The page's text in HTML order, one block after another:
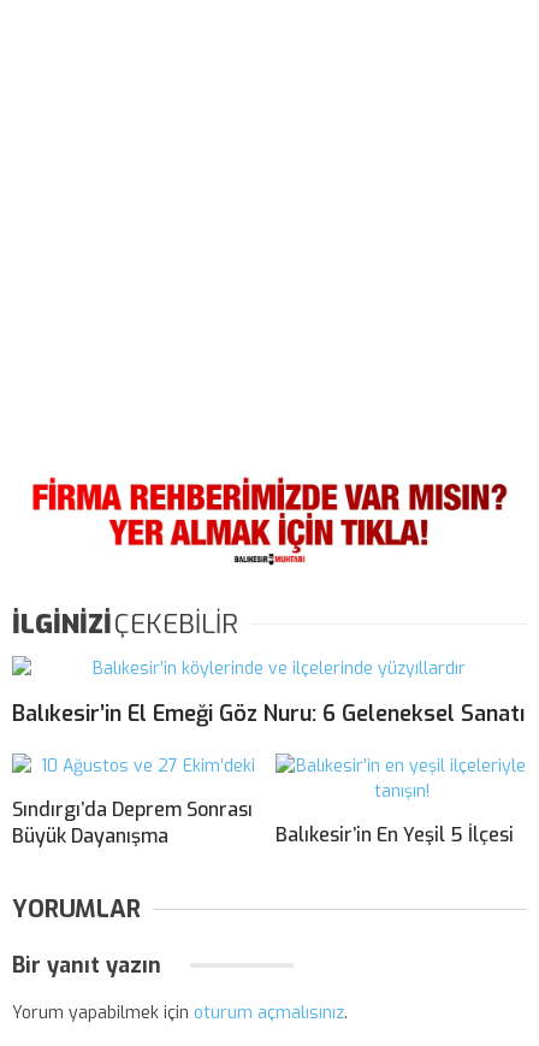
İLGİNİZİÇEKEBİLİR
Balıkesir’in El Emeği Göz Nuru: 6 Geleneksel Sanatı
Sındırgı’da Deprem Sonrası
Büyük Dayanışma
Balıkesir’in En Yeşil 5 İlçesi
YORUMLAR
Bir yanıt yazın
Yorum yapabilmek için oturum açmalısınız.